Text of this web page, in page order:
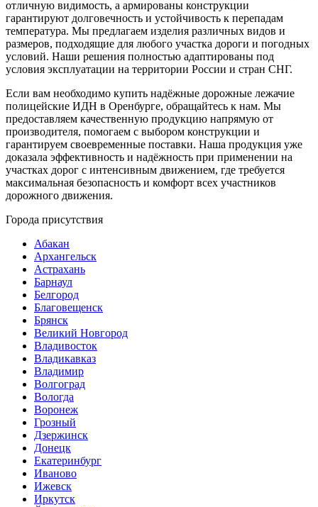
отличную видимость, а армированы конструкции
гарантируют долговечность и устойчивость к перепадам
температура. Мы предлагаем изделия различных видов и
размеров, подходящие для любого участка дороги и погодных
условий. Наши решения полностью адаптированы под
условия эксплуатации на территории России и стран СНГ.
Если вам необходимо купить надёжные дорожные лежачие
полицейские ИДН в Оренбурге, обращайтесь к нам. Мы
предоставляем качественную продукцию напрямую от
производителя, помогаем с выбором конструкции и
гарантируем своевременные поставки. Наша продукция уже
доказала эффективность и надёжность при применении на
участках дорог с интенсивным движением, где требуется
максимальная безопасность и комфорт всех участников
дорожного движения.
Города присутствия
Абакан
Архангельск
Астрахань
Барнаул
Белгород
Благовещенск
Брянск
Великий Новгород
Владивосток
Владикавказ
Владимир
Волгоград
Вологда
Воронеж
Грозный
Дзержинск
Донецк
Екатеринбург
Иваново
Ижевск
Иркутск